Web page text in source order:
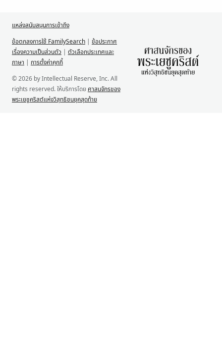
แหล่งสนับสนุนการเข้าถึง
ข้อตกลงการใช้ FamilySearch | ข้อประกาศ
เรื่องความเป็นส่วนตัว | ตัวเลือกประเทศและ
ภาษา | การตั้งค่าคุกกี้
© 2026 by Intellectual Reserve, Inc. All
rights reserved. ให้บริการโดย ศาสนจักรของ
พระเยซูคริสต์แห่งวิสุทธิชนยุคสุดท้าย